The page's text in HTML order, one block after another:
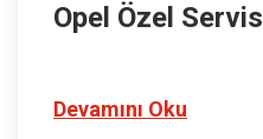
Opel Özel Servis
Devamını Oku